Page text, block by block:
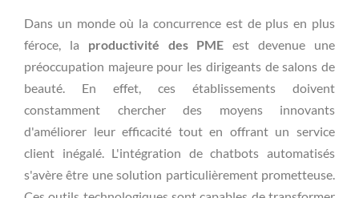
Dans un monde où la concurrence est de plus en plus
féroce, la productivité des PME est devenue une
préoccupation majeure pour les dirigeants de salons de
beauté. En effet, ces établissements doivent
constamment chercher des moyens innovants
d'améliorer leur efficacité tout en offrant un service
client inégalé. L'intégration de chatbots automatisés
s'avère être une solution particulièrement prometteuse.